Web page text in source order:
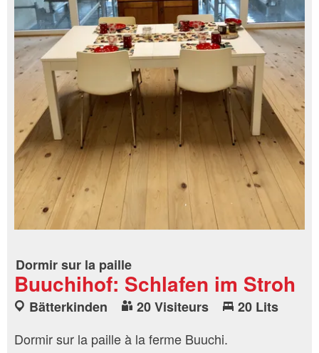
Dormir sur la paille
Buuchihof: Schlafen im Stroh
Bätterkinden 20 Visiteurs
20 Lits
Dormir sur la paille à la ferme Buuchi.